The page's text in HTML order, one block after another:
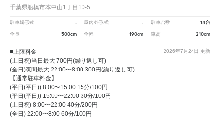
千葉県船橋市本中山1丁目10-5
駐車場形式 - 屋内外形式 - 駐車台数 14台
全長 500cm 全幅 190cm 車高 210cm
2026年7月24日 更新
■上限料金
(土日祝)当日最大 700円(繰り返し可)
(全日)夜間最大 22:00〜8:00 300円(繰り返し可)
【通常駐車料金】
(平日(平日)) 8:00〜15:00 15分/100円
(平日(平日)) 15:00〜22:00 30分/100円
(土日祝) 8:00〜22:00 40分/200円
(全日) 22:00〜8:00 60分/100円